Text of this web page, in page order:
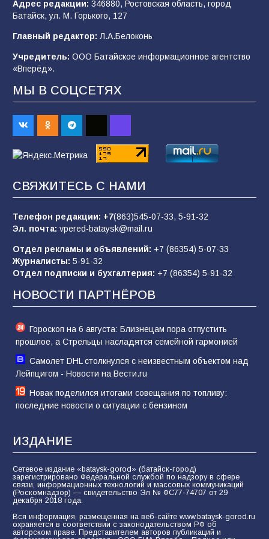
«Мобилизация или набор?» Что на самом
деле происходит в армии России в августе
2026 года
«Пургу нести — не поля переходить»: почему
заявления о мобилизации — это
пропагандистский вброс
83 01.08.2026
«Слухами Москву не возьмёшь»: почему
заявления Киева о мобилизации — это
79 02.08.2026
В России ответили на заявления Зеленского о
новой мобилизации
73 31.07.2026
Адрес редакции: 346880, Ростовская область, город
Батайск, ул. М. Горького, 127
Главный редактор: Л.А.Белоконь
Учредитель: ООО Батайское информационное агентство
«Вперёд».
МЫ В СОЦСЕТЯХ
СВЯЖИТЕСЬ С НАМИ
Телефон редакции: +7(863)545-07-33, 5-91-32
Эл. почта: vpered-bataysk@mail.ru
Отдел рекламы и объявлений: +7 (86354) 5-07-33
Журналисты: 5-91-32
Отдел подписки и бухгалтерия: +7 (86354) 5-91-32
НОВОСТИ ПАРТНЁРОВ
Гороскоп на 6 августа: Близнецам пора отпустить
прошлое, а Стрельцы насладятся семейной гармонией
Самолет DHL столкнулся с неизвестным объектом над
Лейпцигом - Новости на Вести.ru
Новак поделился итогами совещания по топливу:
последние новости о ситуации с бензином
ИЗДАНИЕ
Сетевое издание «bataysk-gorod» (батайск-город)
зарегистрировано Федеральной службой по надзору в сфере
связи, информационных технологий и массовых коммуникаций
(Роскомнадзор) — свидетельство Эл № ФС77-74707 от 29
декабря 2018 года.
Вся информация, размещенная на веб-сайте www.bataysk-gorod.ru
охраняется в соответствии с законодательством РФ об
авторском праве. Представителем авторов публикаций и